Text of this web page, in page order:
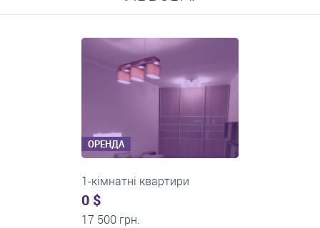
ОРЕНДА
3-кімнатні квартири
500 $
0 грн.